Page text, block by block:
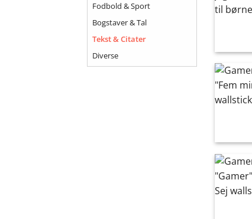
Fodbold & Sport
Bogstaver & Tal
Tekst & Citater
Diverse